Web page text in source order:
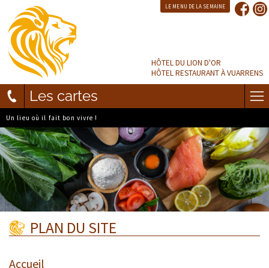
HÔTEL DU LION D'OR
HÔTEL RESTAURANT À VUARRENS
LE MENU DE LA SEMAINE
Les cartes
Un lieu où il fait bon vivre !
PLAN DU SITE
Accueil